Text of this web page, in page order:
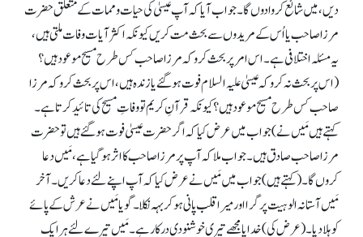
دیں، میں شائع کروا دوں گا۔ جواب آیا کہ آپ عیسیٰ کی حیات و ممات کے متعلق حضرت
مرزا صاحب یا اُس کے مریدوں سے بحث مت کریں کیونکہ اکثر آیات وفات ملتی ہیں،
یہ مسئلہ اختلافی ہے۔ اس امر پر بحث کرو کہ مرزا صاحب کس طرح مسیح موعود ہیں؟
(اس پر بحث نہ کرو کہ عیسیٰ علیہ السلام فوت ہو گئے یا زندہ ہیں، اس پر بحث کرو کہ مرزا
صاحب کس طرح مسیح موعود ہیں؟ کیونکہ قرآنِ کریم تو وفاتِ مسیح کی تائید کرتا ہے۔
کہتے ہیں مَیں نے) جواب میں عرض کیا کہ اگر حضرت عیسیٰ فوت ہو گئے ہیں تو حضرت
مرزا صاحب صادق ہیں۔ جواب ملا کہ آپ پر مرزا صاحب کا اثر ہو گیا ہے، مَیں دعا
کروں گا۔ (کہتے ہیں) جواب میں مَیں نے عرض کیا کہ آپ اپنے لئے دعا کریں۔ آخر
مَیں آستانہ الوہیت پر گرا اور میرا قلب پانی ہو کر بہہ نکلا۔ گویامَیں نے عرش کے پائے
کو ہلا دیا۔ (عرض کی) خدایا مجھے تیری خوشنودی درکار ہے۔ مَیں تیرے لئے ہر ایک